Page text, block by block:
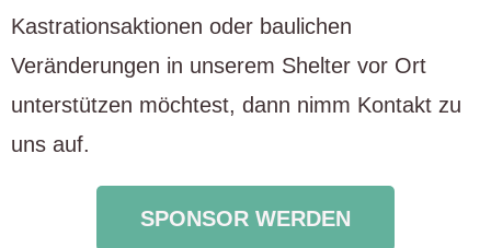
Kastrationsaktionen oder baulichen
Veränderungen in unserem Shelter vor Ort
unterstützen möchtest, dann nimm Kontakt zu
uns auf.
SPONSOR WERDEN